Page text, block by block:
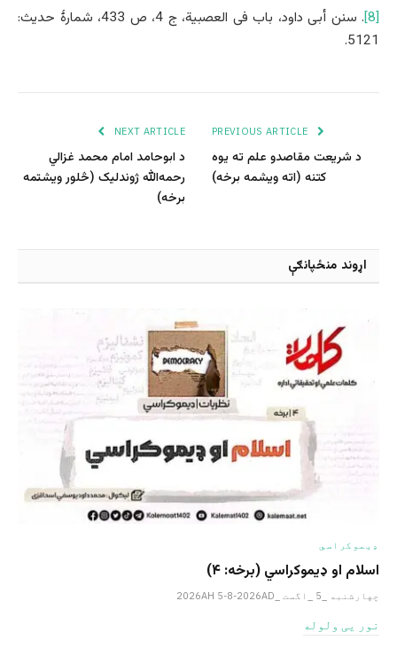
[8]
. سنن أبی داود، باب فی العصبیة، ج 4، ص 433، شمارۀ حدیث:
5121.
د شریعت مقاصدو علم ته يوه
کتنه (اته ویشمه برخه)
NEXT ARTICLE
د ابوحامد امام محمد غزالي
رحمه‌الله ژوندلیک (څلور ویشتمه
برخه)
اړوند منځپانګې
ډیموکراسي
اسلام او ډیموکراسي (برخه: ۴)
چهارشنبه _5 _اگست _2026AH 5-8-2026AD
نور یی ولوله